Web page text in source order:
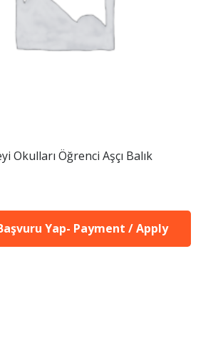
Okulları Öğrenci Aşçı Balık
Yap- Payment / Apply